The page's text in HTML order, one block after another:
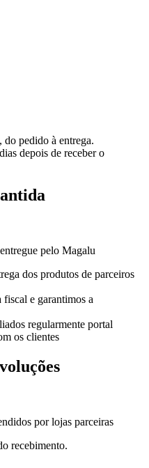
do pedido à entrega.
depois de receber o
pelo Magalu
dos produtos de parceiros
e garantimos a
regularmente portal
os clientes
por lojas parceiras
recebimento.